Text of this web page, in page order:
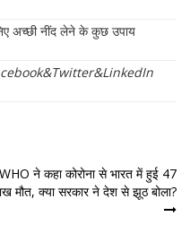
अच्छी नींद लेने के कुछ उपाय
&Twitter&LinkedIn
WHO ने कहा कोरोना से भारत में हुई 47
मौत, क्या सरकार ने देश से झूठ बोला?